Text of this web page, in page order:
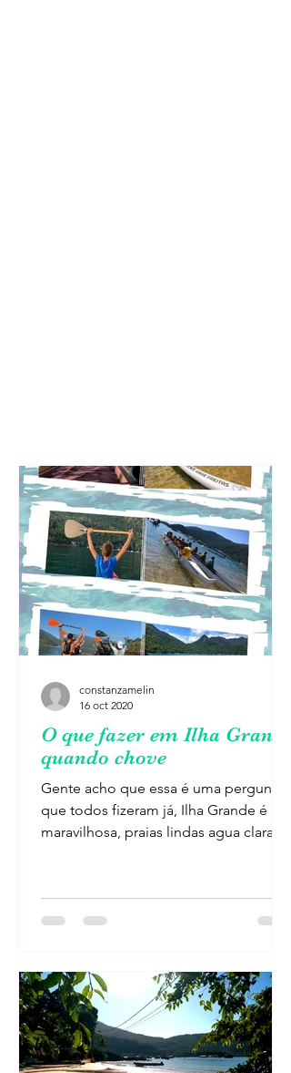
O que fazer em Ilha Grande
quando chove
Gente acho que essa é uma pergunta
que todos fizeram já, Ilha Grande é
maravilhosa, praias lindas agua clara e
constanzamelin
16 oct 2020